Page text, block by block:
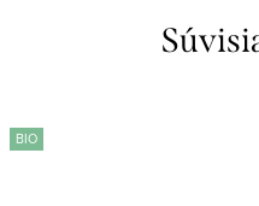
BIO